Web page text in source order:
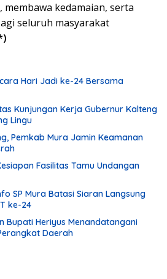
kedamaian, serta
seluruh masyarakat
Hari Jadi ke-24 Bersama
Kunjungan Kerja Gubernur Kalteng
Lingu
Pemkab Mura Jamin Keamanan
Fasilitas Tamu Undangan
SP Mura Batasi Siaran Langsung
ke-24
Bupati Heriyus Menandatangani
Daerah